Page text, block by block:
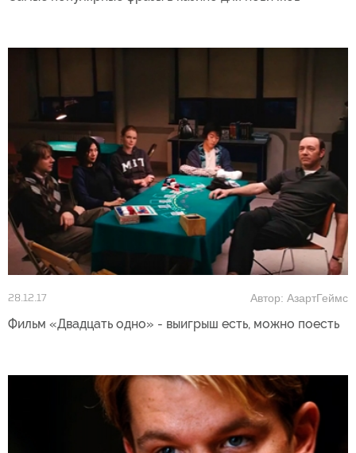
28.12.17 Автор: АзартГеймс
Фильм «Двадцать одно» - выигрыш есть, можно поесть